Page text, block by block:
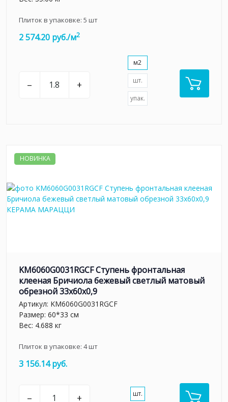
Плиток в упаковке: 5 шт
2 574.20 руб./м2
– +
м2
шт.
упак.
НОВИНКА
KM6060G0031RGCF Ступень фронтальная
клееная Бричиола бежевый светлый матовый
обрезной 33x60x0,9
Артикул: KM6060G0031RGCF
Размер: 60*33 см
Вес: 4.688 кг
Плиток в упаковке: 4шт
3 156.14 руб.
– + шт.